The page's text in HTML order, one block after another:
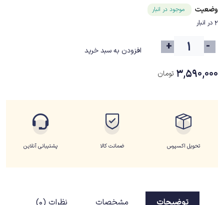
وضعیت
موجود در انبار
2 در انبار
-
+ افزودن به سبد خرید
۳,۵۹۰,۰۰۰ تومان
تحویل اکسپرس ضمانت کالا پشتیبانی آنلاین
توضیحات مشخصات نظرات (0)